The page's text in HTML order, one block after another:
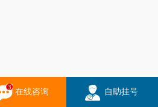
在线咨询 自助挂号